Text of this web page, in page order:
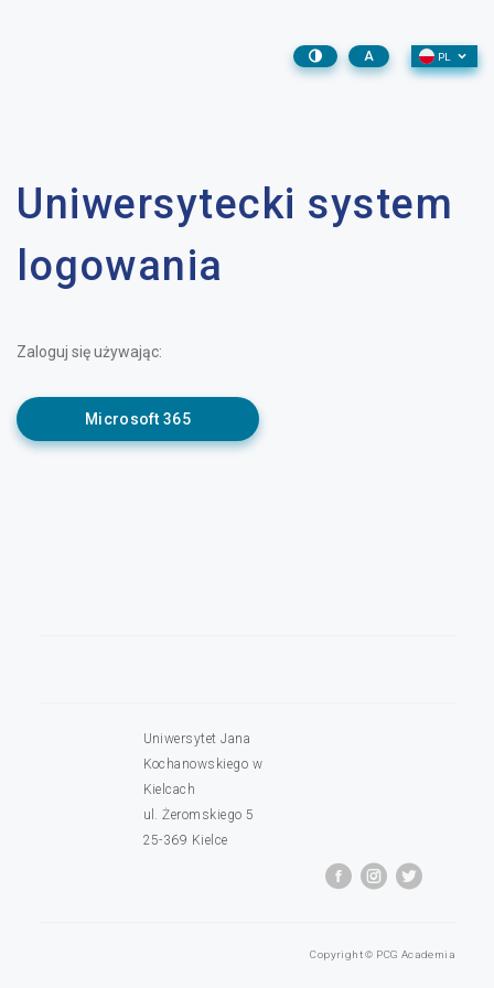
A PL
Uniwersytecki system
logowania
Zaloguj się używając:
Microsoft 365
Uniwersytet Jana
Kochanowskiego w
Kielcach
ul. Żeromskiego 5
25-369 Kielce
Copyright © PCG Academia